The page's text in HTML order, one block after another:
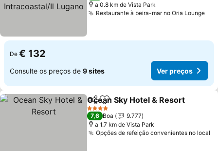
a 0.8 km de Vista Park
Restaurante à beira-mar no Oria Lounge
De € 132
Consulte os preços de 9 sites Ver preços
PartilharAdicionar aos favoritos
Ocean Sky Hotel & Resort
4 Estrelas
7,6 Boa
9.777
a 1.7 km de Vista Park
Opções de refeição convenientes no local